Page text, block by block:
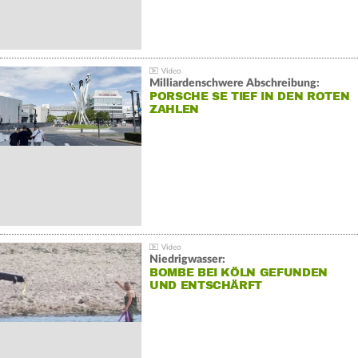
Milliardenschwere Abschreibung:
PORSCHE SE TIEF IN DEN ROTEN
ZAHLEN
Niedrigwasser:
BOMBE BEI KÖLN GEFUNDEN
UND ENTSCHÄRFT